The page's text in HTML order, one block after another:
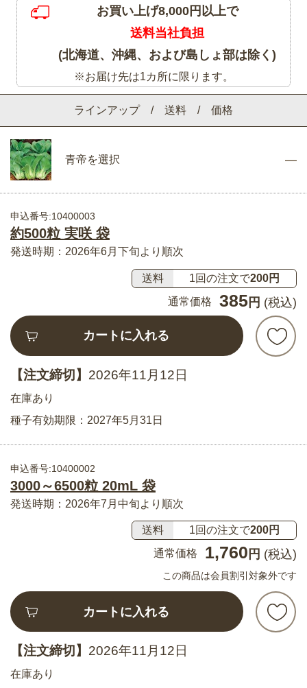
ラインアップ / 送料 / 価格
青帝を選択
申込番号:10400003
約500粒 実咲 袋
発送時期：2026年6月下旬より順次
送料 1回の注文で200円
通常価格
385 円 (税込)
カートに入れる
【注文締切】 2026年11月12日
在庫あり
種子有効期限：2027年5月31日
申込番号:10400002
3000～6500粒 20mL 袋
発送時期：2026年7月中旬より順次
送料 1回の注文で200円
通常価格
1,760 円 (税込)
この商品は会員割引対象外です
カートに入れる
【注文締切】 2026年11月12日
在庫あり
お買い上げ8,000円以上で
送料当社負担
(北海道、沖縄、および島しょ部は除く)
※お届け先は1カ所に限ります。